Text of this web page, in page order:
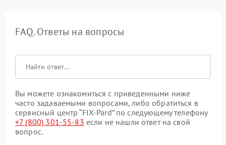
FAQ. Ответы на вопросы
Вы можете ознакомиться с приведенными ниже
часто задаваемыми вопросами, либо обратиться в
сервисный центр “FIX-Pard” по следующему телефону
+7 (800) 301-55-83 если не нашли ответ на свой
вопрос.